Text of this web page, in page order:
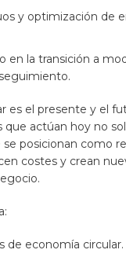
y optimización de
en la transición a
es el presente y el
que actúan hoy no
se posicionan como
costes y crean
de economía circular.